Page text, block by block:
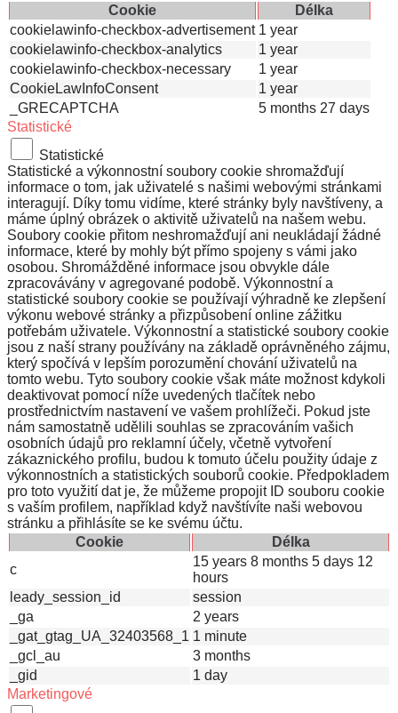
Cookie
Délka
cookielawinfo-checkbox-advertisement 1 year
cookielawinfo-checkbox-analytics
1 year
cookielawinfo-checkbox-necessary
1 year
CookieLawInfoConsent
1 year
_GRECAPTCHA
5 months 27 days
Statistické
Statistické
Statistické a výkonnostní soubory cookie shromažďují
informace o tom, jak uživatelé s našimi webovými stránkami
interagují. Díky tomu vidíme, které stránky byly navštíveny, a
máme úplný obrázek o aktivitě uživatelů na našem webu.
Soubory cookie přitom neshromažďují ani neukládají žádné
informace, které by mohly být přímo spojeny s vámi jako
osobou. Shromážděné informace jsou obvykle dále
zpracovávány v agregované podobě. Výkonnostní a
statistické soubory cookie se používají výhradně ke zlepšení
výkonu webové stránky a přizpůsobení online zážitku
potřebám uživatele. Výkonnostní a statistické soubory cookie
jsou z naší strany používány na základě oprávněného zájmu,
který spočívá v lepším porozumění chování uživatelů na
tomto webu. Tyto soubory cookie však máte možnost kdykoli
deaktivovat pomocí níže uvedených tlačítek nebo
prostřednictvím nastavení ve vašem prohlížeči. Pokud jste
nám samostatně udělili souhlas se zpracováním vašich
osobních údajů pro reklamní účely, včetně vytvoření
zákaznického profilu, budou k tomuto účelu použity údaje z
výkonnostních a statistických souborů cookie. Předpokladem
pro toto využití dat je, že můžeme propojit ID souboru cookie
s vaším profilem, například když navštívíte naši webovou
stránku a přihlásíte se ke svému účtu.
Cookie
Délka
c
15 years 8 months 5 days 12
hours
leady_session_id
session
_ga
2 years
_gat_gtag_UA_32403568_1 1 minute
_gcl_au
3 months
_gid
1 day
Marketingové